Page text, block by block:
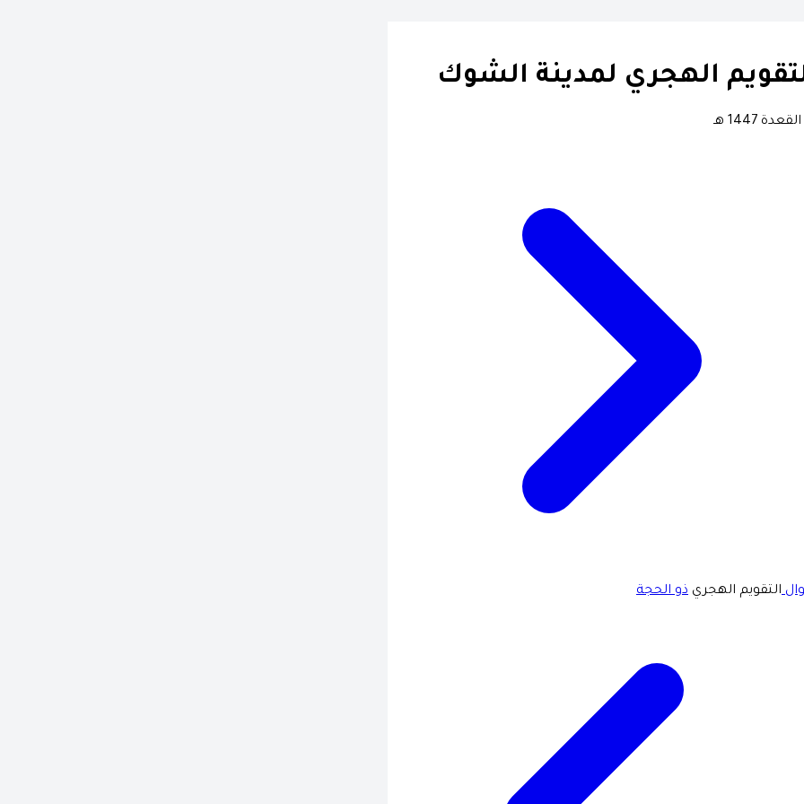
الهجري لمدينة الشوك
1447 هـ
التقويم الهجري ذو الحجة